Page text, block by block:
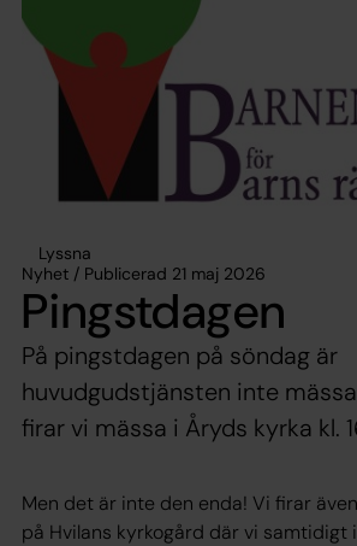
Lyssna
Nyhet / Publicerad 21 maj 2026
Pingstdagen
På pingstdagen på söndag är
huvudgudstjänsten inte mässa
firar vi mässa i Åryds kyrka kl.
Men det är inte den enda! Vi firar
på Hvilans kyrkogård där vi samtidigt